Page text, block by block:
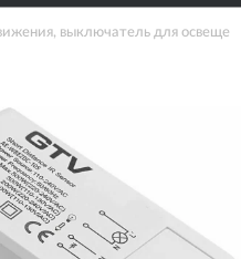
выключатель для